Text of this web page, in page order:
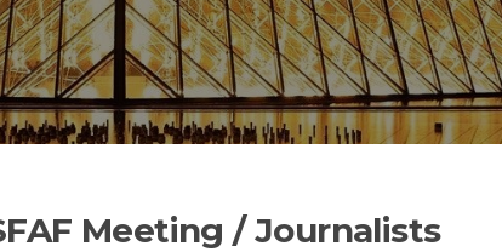
Meeting / Journalists